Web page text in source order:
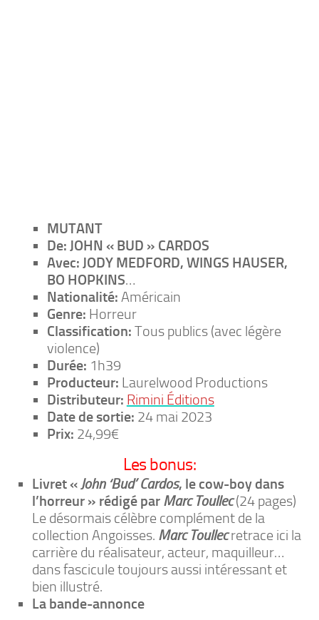
MUTANT
De: JOHN « BUD » CARDOS
Avec: JODY MEDFORD, WINGS HAUSER,
BO HOPKINS…
Nationalité: Américain
Genre: Horreur
Classification: Tous publics (avec légère
violence)
Durée: 1h39
Producteur: Laurelwood Productions
Distributeur: Rimini Éditions
Date de sortie: 24 mai 2023
Prix: 24,99€
Les bonus:
Livret «John ‘Bud’ Cardos, le cow-boy dans
l’horreur » rédigé par Marc Toullec(24 pages)
Le désormais célèbre complément de la
collection Angoisses. Marc Toullecretrace ici la
carrière du réalisateur, acteur, maquilleur…
dans fascicule toujours aussi intéressant et
bien illustré.
La bande-annonce